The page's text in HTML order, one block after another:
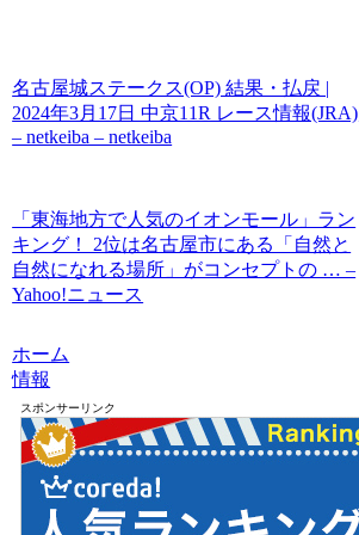
名古屋城ステークス(OP) 結果・払戻 |
2024年3月17日 中京11R レース情報(JRA)
– netkeiba – netkeiba
「東海地方で人気のイオンモール」ラン
キング！ 2位は名古屋市にある「自然と
自然になれる場所」がコンセプトの … –
Yahoo!ニュース
ホーム
情報
スポンサーリンク